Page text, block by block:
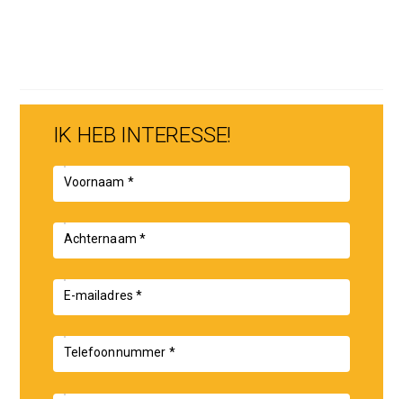
IK HEB INTERESSE!
Voornaam *
Achternaam *
E-mailadres *
Telefoonnummer *